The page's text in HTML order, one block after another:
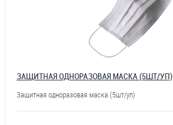
ЗАЩИТНАЯ ОДНОРАЗОВАЯ МАСКА (5ШТ/УП)
Защитная одноразовая маска (5шт/уп)